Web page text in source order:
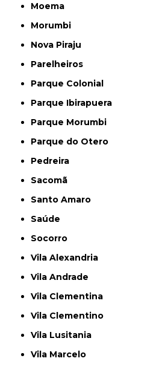
Moema
Morumbi
Nova Piraju
Parelheiros
Parque Colonial
Parque Ibirapuera
Parque Morumbi
Parque do Otero
Pedreira
Sacomã
Santo Amaro
Saúde
Socorro
Vila Alexandria
Vila Andrade
Vila Clementina
Vila Clementino
Vila Lusitania
Vila Marcelo